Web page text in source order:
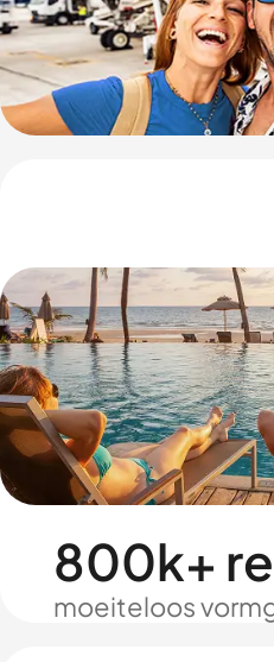
800k+
moeiteloos